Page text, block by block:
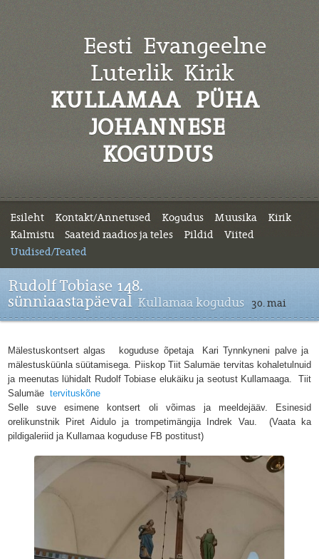
Eesti Evangeelne
Luterlik Kirik
KULLAMAA PÜHA
JOHANNESE
KOGUDUS
Esileht Kontakt/Annetused Kogudus Muusika
Kirik
Kalmistu
Saateid raadios ja teles Pildid
Viited
Uudised/Teated
Rudolf Tobiase 148.
sünniaastapäeval Kullamaa kogudus 30. mai
Mälestuskontsert algas koguduse õpetaja Kari Tynnkyneni palve ja
mälestusküünla süütamisega. Piiskop Tiit Salumäe tervitas kohaletulnuid
ja meenutas lühidalt Rudolf Tobiase elukäiku ja seotust Kullamaaga. Tiit
Salumäe tervituskõne
Selle suve esimene kontsert oli võimas ja meeldejääv. Esinesid
orelikunstnik Piret Aidulo ja trompetimängija Indrek Vau. (Vaata ka
pildigaleriid ja Kullamaa koguduse FB postitust)